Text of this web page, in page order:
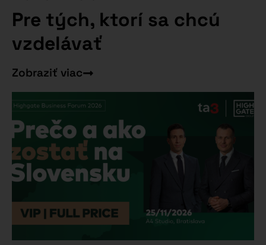
Pre tých, ktorí sa chcú
vzdelávať
Zobraziť viac